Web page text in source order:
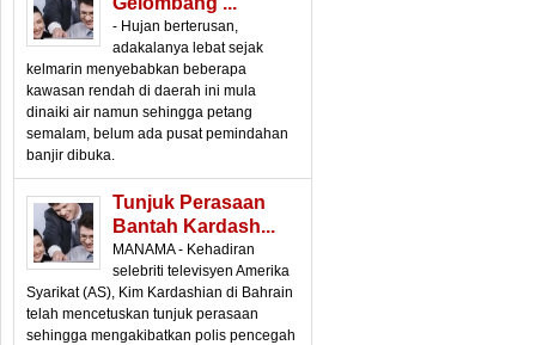
- Hujan berterusan,
adakalanya lebat sejak
kelmarin menyebabkan beberapa
kawasan rendah di daerah ini mula
dinaiki air namun sehingga petang
semalam, belum ada pusat pemindahan
banjir dibuka.
Tunjuk Perasaan
Bantah Kardash...
MANAMA - Kehadiran
selebriti televisyen Amerika
Syarikat (AS), Kim Kardashian di Bahrain
telah mencetuskan tunjuk perasaan
sehingga mengakibatkan polis pencegah